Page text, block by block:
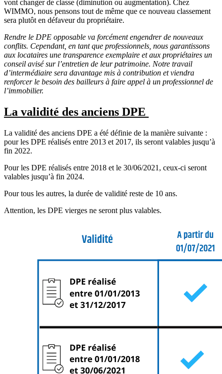
vont changer de classe (diminution ou augmentation). Chez
WIMMO, nous pensons tout de même que ce nouveau classement
sera plutôt en défaveur du propriétaire.
Rendre le DPE opposable va forcément engendrer de nouveaux
conflits. Cependant, en tant que professionnels, nous garantissons
aux locataires une transparence exemplaire et aux propriétaires un
conseil avisé sur l’entretien de leur patrimoine. Notre travail
d’intermédiaire sera davantage mis à contribution et viendra
renforcer le besoin des bailleurs à faire appel à un professionnel de
l’immobilier.
La validité des anciens DPE
La validité des anciens DPE a été définie de la manière suivante :
pour les DPE réalisés entre 2013 et 2017, ils seront valables jusqu’à
fin 2022.
Pour les DPE réalisés entre 2018 et le 30/06/2021, ceux-ci seront
valables jusqu’à fin 2024.
Pour tous les autres, la durée de validité reste de 10 ans.
Attention, les DPE vierges ne seront plus valables.